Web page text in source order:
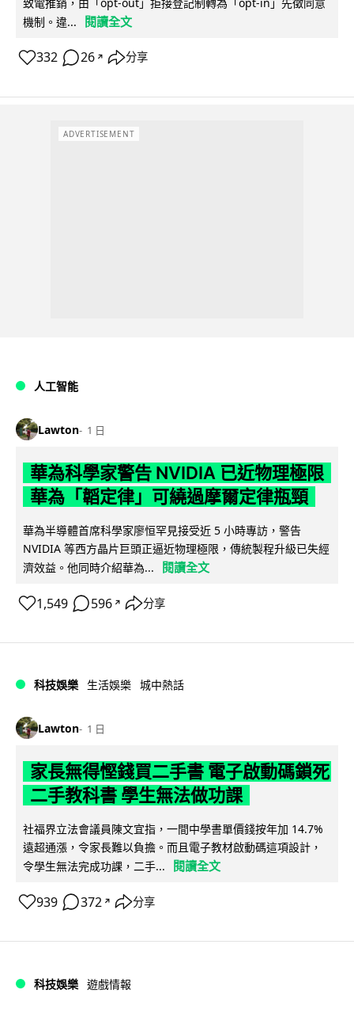
機制。違...
閱讀全文
332 26 ↗ 分享
ADVERTISEMENT
人工智能
Lawton 1 日
華為科學家警告 NVIDIA 已近物理極限
華為「韜定律」可繞過摩爾定律瓶頸
華為半導體首席科學家廖恒罕見接受近 5 小時專訪，警告
NVIDIA 等西方晶片巨頭正逼近物理極限，傳統製程升級已失經
濟效益。他同時介紹華為...
閱讀全文
1,549 596 ↗ 分享
科技娛樂 生活娛樂 城中熱話
Lawton 1 日
家長無得慳錢買二手書 電子啟動碼鎖死
二手教科書 學生無法做功課
社福界立法會議員陳文宜指，一間中學書單價錢按年加 14.7%
遠超通漲，令家長難以負擔。而且電子教材啟動碼這項設計，
令學生無法完成功課，二手...
閱讀全文
939 372 ↗ 分享
科技娛樂 遊戲情報